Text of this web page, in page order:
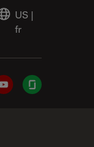
US |
fr
YouTubeGlassdoor